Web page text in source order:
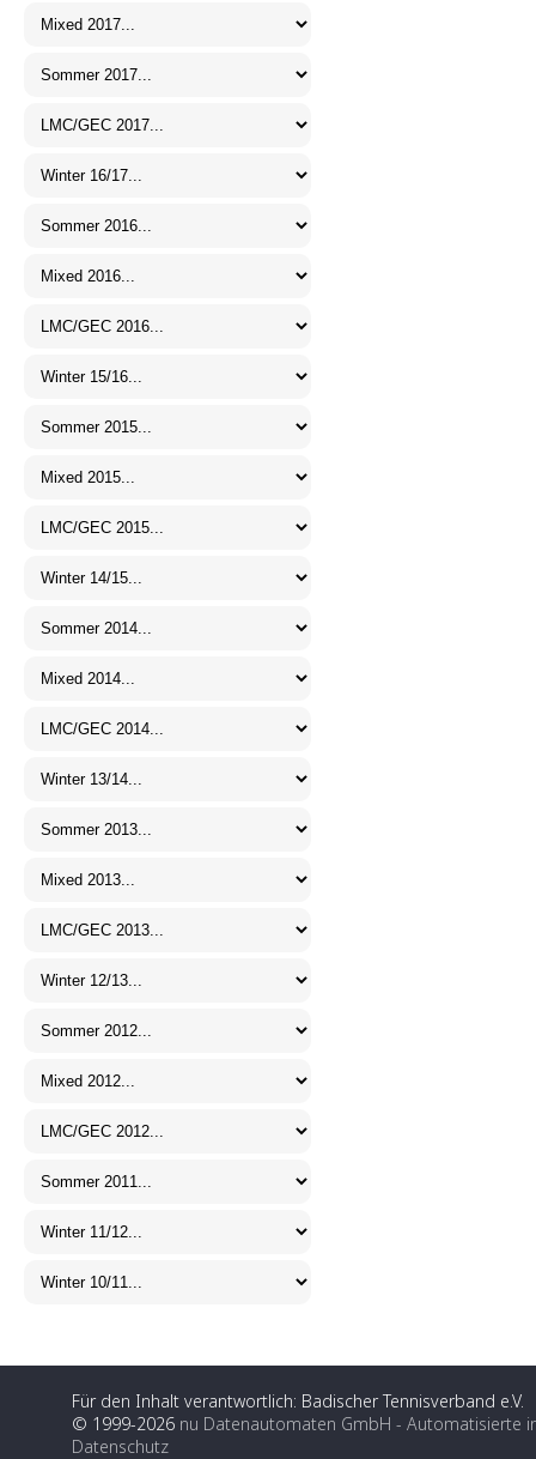
Für den Inhalt verantwortlich: Badischer Tennisverband e.V.
© 1999-2026 nu Datenautomaten GmbH - Automatisierte
Datenschutz